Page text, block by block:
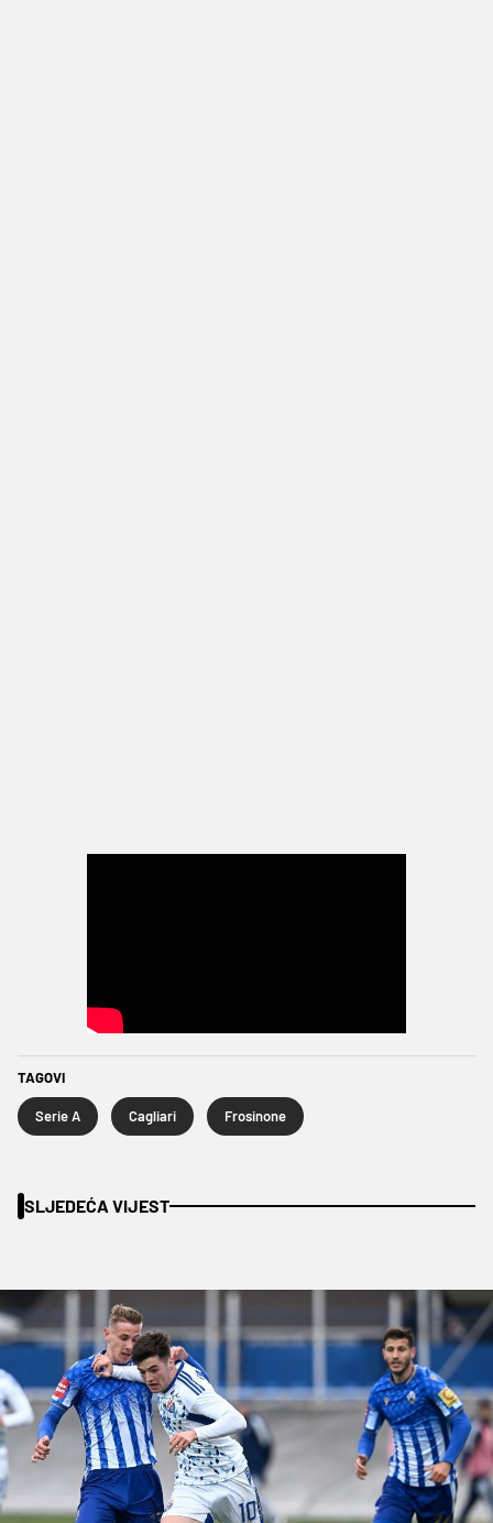
TAGOVI
Serie A Cagliari Frosinone
SLJEDEĆA VIJEST